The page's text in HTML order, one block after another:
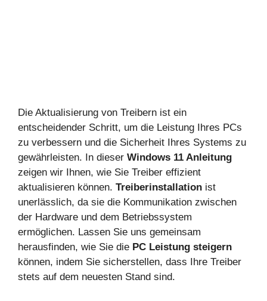
Die Aktualisierung von Treibern ist ein
entscheidender Schritt, um die Leistung Ihres PCs
zu verbessern und die Sicherheit Ihres Systems zu
gewährleisten. In dieser Windows 11 Anleitung
zeigen wir Ihnen, wie Sie Treiber effizient
aktualisieren können. Treiberinstallation ist
unerlässlich, da sie die Kommunikation zwischen
der Hardware und dem Betriebssystem
ermöglichen. Lassen Sie uns gemeinsam
herausfinden, wie Sie die PC Leistung steigern
können, indem Sie sicherstellen, dass Ihre Treiber
stets auf dem neuesten Stand sind.